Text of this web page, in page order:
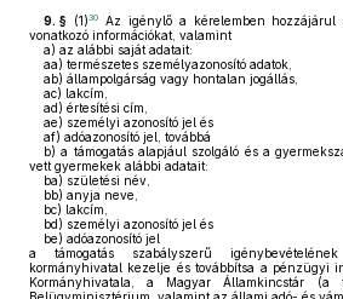
9. § (1)30Az igénylő a kérelemben hozzájárul
vonatkozó információkat, valamint
a) az alábbi saját adatait:
aa) természetes személyazonosító adatok,
ab) állampolgárság vagy hontalan jogállás,
ac) lakcím,
ad) értesítési cím,
ae) személyi azonosító jel és
af) adóazonosító jel, továbbá
b) a támogatás alapjául szolgáló és a
vett gyermekek alábbi adatait:
ba) születési név,
bb) anyja neve,
bc) lakcím,
bd) személyi azonosító jel és
be) adóazonosító jel
a támogatás szabályszerű
kormányhivatal kezelje és továbbítsa a pénzügyi
Kormányhivatala, a Magyar Államkincstár (a